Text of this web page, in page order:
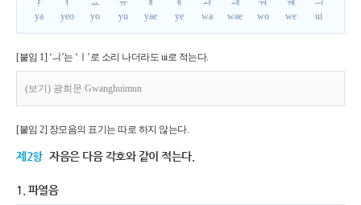
ya
yeo
yo
yu
yae
ye
wa
wae
wo
we
ui
[붙임 1] ‘ㅢ’는 ‘ㅣ’로 소리 나더라도 ui로 적는다.
(보기) 광희문 Gwanghuimun
[붙임 2] 장모음의 표기는 따로 하지 않는다.
제2항 자음은 다음 각호와 같이 적는다.
1. 파열음